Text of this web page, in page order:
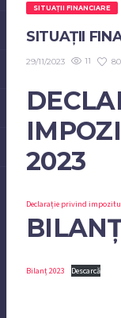
SITUAȚII FINANCIARE
SITUAȚII
29/11/2023 11 80
2023
Declarație privind
Bilanț 2023 Descarcă